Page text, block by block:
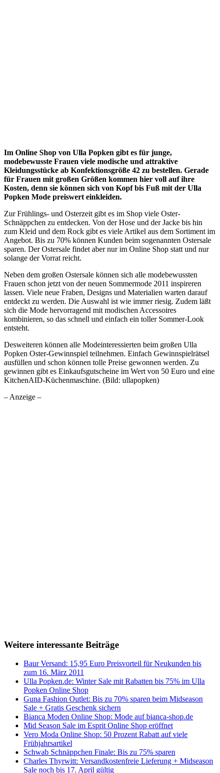
Im Online Shop von Ulla Popken gibt es für junge,
modebewusste Frauen viele modische und attraktive
Kleidungsstücke ab Konfektionsgröße 42 zu bestellen. Gerade
für Frauen mit großen Größen kommen hier voll auf ihre
Kosten, denn sie können sich von Kopf bis Fuß mit der Ulla
Popken Mode preiswert einkleiden.
Zur Frühlings- und Osterzeit gibt es im Shop viele Oster-
Schnäppchen zu entdecken. Von der Hose und der Jacke bis hin
zum Kleid und dem Rock gibt es viele Artikel aus dem Sortiment im
Angebot. Bis zu 70% können Kunden beim sogenannten Ostersale
sparen. Der Ostersale findet aber nur im Online Shop statt und nur
solange der Vorrat reicht.
Neben dem großen Ostersale können sich alle modebewussten
Frauen schon jetzt von der neuen Sommermode 2011 inspireren
lassen. Viele neue Fraben, Designs und Materialien warten darauf
entdeckt zu werden. Die Auswahl ist wie immer riesig. Zudem läßt
sich die Mode hervorragend mit modischen Accessoires
kombinieren, so das schnell und einfach ein toller Sommer-Look
entsteht.
Desweiteren können alle Modeinteressierten beim großen Ulla
Popken Oster-Gewinnspiel teilnehmen. Einfach Gewinnspielrätsel
ausfüllen und schon können tolle Preise gewonnen werden. Zu
gewinnen gibt es Einkaufsgutscheine im Wert von 50 Euro und eine
KitchenAID-Küchenmaschine. (Bild: ullapopken)
– Anzeige –
Weitere interessante Beiträge
Baur Versand: 15,95 Euro Preisvorteil für Neukunden bis
zum 16. März 2011
Ulla Popken.de: Winter Sale mit Rabatten bis 75% im Ulla
Popken Online Shop
Guna Fashion Outlet: Bis zu 70% sparen beim Midseason
Sale + Gratis Geschenk sichern
Bianca Moden Online Shop: Mode auf bianca-shop.de
Mid Season Sale im Esprit Online Shop eröffnet
Vero Moda Online Shop: 50 Prozent Rabatt auf viele
Frühjahrsartikel
Schwab Schnäppchen Finale: Bis zu 75% sparen
Charles Thyrwitt: Versandkostenfreie Lieferung + Midseason
Sale noch bis 17. April gültig